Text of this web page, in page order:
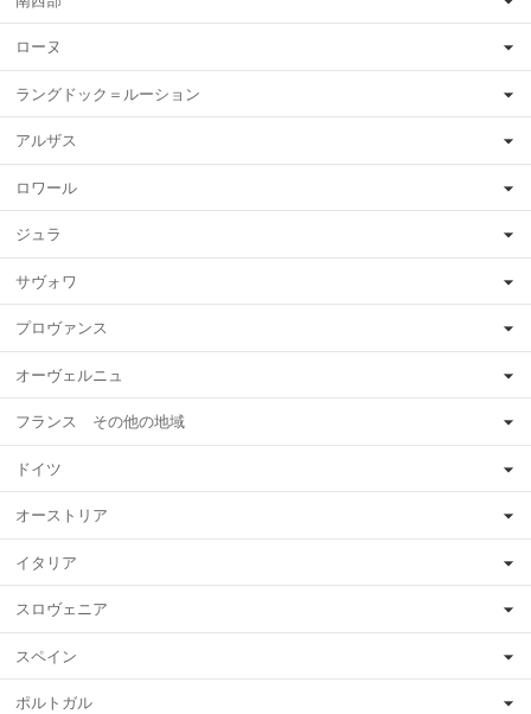
ローヌ
ラングドック＝ルーション
アルザス
ロワール
ジュラ
サヴォワ
プロヴァンス
オーヴェルニュ
フランス その他の地域
ドイツ
オーストリア
イタリア
スロヴェニア
スペイン
ポルトガル